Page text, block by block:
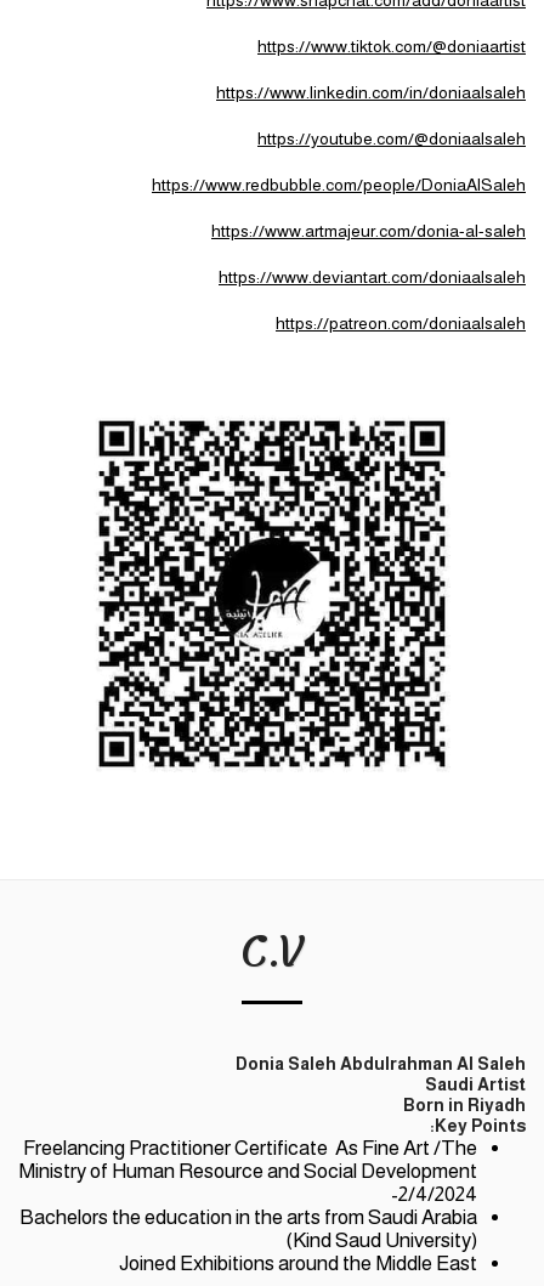
https://www.tiktok.com/@doniaartist
https://www.linkedin.com/in/doniaalsaleh
https://youtube.com/@doniaalsaleh
https://www.redbubble.com/people/DoniaAlSaleh
https://www.artmajeur.com/donia-al-saleh
https://www.deviantart.com/doniaalsaleh
https://patreon.com/doniaalsaleh
C.V
Donia Saleh Abdulrahman Al Saleh
Saudi Artist
Born in Riyadh
Key Points:
Freelancing Practitioner Certificate As Fine Art /The
Ministry of Human Resource and Social Development
-2/4/2024
Bachelors the education in the arts from Saudi Arabia
(Kind Saud University)
Joined Exhibitions around the Middle East